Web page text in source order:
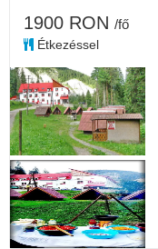
1900 RON /fő
Étkezéssel